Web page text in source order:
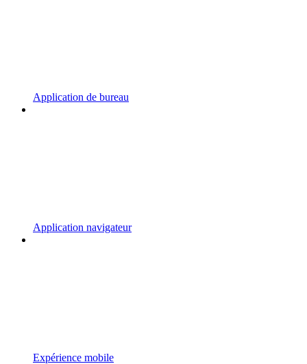
Application de bureau
Application navigateur
Expérience mobile